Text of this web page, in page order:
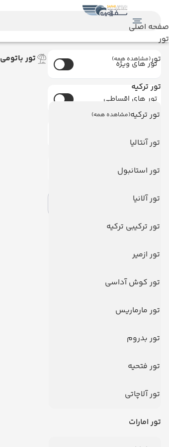
صفحه اصلی
تور
تور(مشاهده همه)
تور ترکیه
تور ترکیه(مشاهده همه)
تور آنتالیا
تور استانبول
تور آلانیا
تور ترکیبی ترکیه
تور ازمیر
تور کوش آداسی
تور مارماریس
تور بدروم
تور فتحیه
تور آلاچاتی
تور امارات
تور های ویژه
تور های اقساطـی
امکان خرید آنلاین
اعمال فیلتر
تور باتومی